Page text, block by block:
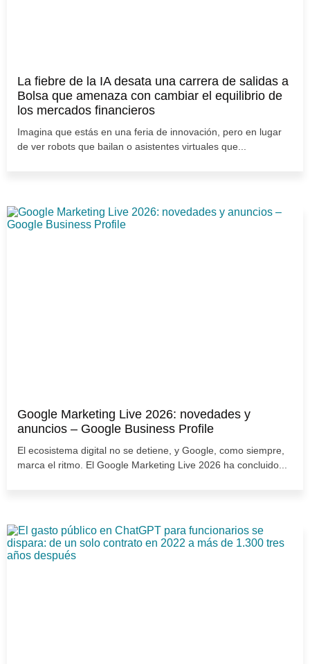
La fiebre de la IA desata una carrera de salidas a
Bolsa que amenaza con cambiar el equilibrio de
los mercados financieros
Imagina que estás en una feria de innovación, pero en lugar
de ver robots que bailan o asistentes virtuales que...
Google Marketing Live 2026: novedades y
anuncios – Google Business Profile
El ecosistema digital no se detiene, y Google, como siempre,
marca el ritmo. El Google Marketing Live 2026 ha concluido...